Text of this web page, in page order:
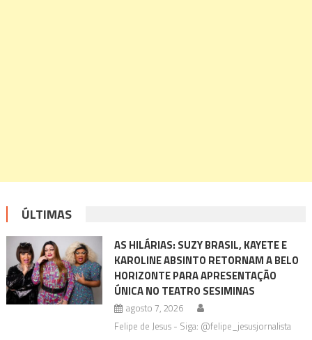
ÚLTIMAS
AS HILÁRIAS: SUZY BRASIL, KAYETE E
KAROLINE ABSINTO RETORNAM A BELO
HORIZONTE PARA APRESENTAÇÃO
ÚNICA NO TEATRO SESIMINAS
agosto 7, 2026
Felipe de Jesus - Siga: @felipe_jesusjornalista